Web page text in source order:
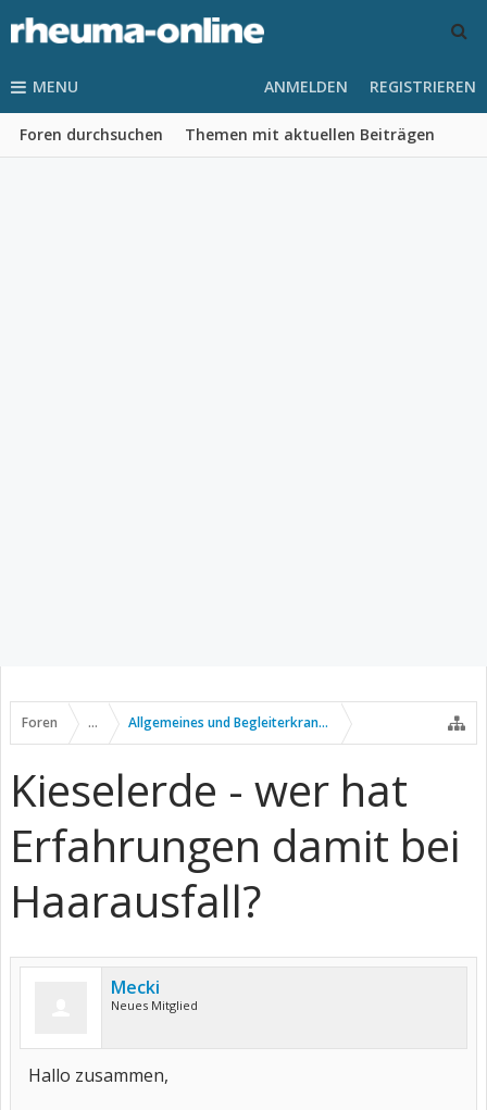
MENU
Foren durchsuchen Themen mit aktuellen Beiträgen
ANMELDEN REGISTRIEREN
Foren ... Allgemeines und Begleiterkrankungen
Kieselerde - wer hat
Erfahrungen damit bei
Haarausfall?
Mecki
Neues Mitglied
Hallo zusammen,